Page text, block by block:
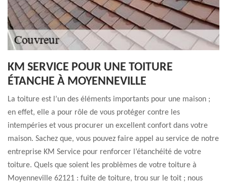
KM SERVICE POUR UNE TOITURE
ÉTANCHE À MOYENNEVILLE
La toiture est l’un des éléments importants pour une maison ;
en effet, elle a pour rôle de vous protéger contre les
intempéries et vous procurer un excellent confort dans votre
maison. Sachez que, vous pouvez faire appel au service de notre
entreprise KM Service pour renforcer l’étanchéité de votre
toiture. Quels que soient les problèmes de votre toiture à
Moyenneville 62121 : fuite de toiture, trou sur le toit ; nous